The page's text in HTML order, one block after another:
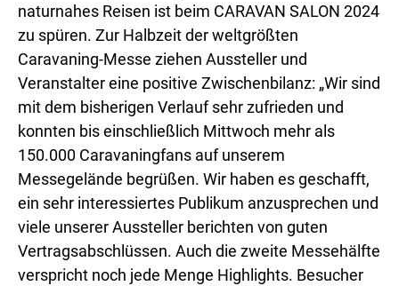
naturnahes Reisen ist beim CARAVAN SALON 2024
zu spüren. Zur Halbzeit der weltgrößten
Caravaning-Messe ziehen Aussteller und
Veranstalter eine positive Zwischenbilanz: „Wir sind
mit dem bisherigen Verlauf sehr zufrieden und
konnten bis einschließlich Mittwoch mehr als
150.000 Caravaningfans auf unserem
Messegelände begrüßen. Wir haben es geschafft,
ein sehr interessiertes Publikum anzusprechen und
viele unserer Aussteller berichten von guten
Vertragsabschlüssen. Auch die zweite Messehälfte
verspricht noch jede Menge Highlights. Besucher